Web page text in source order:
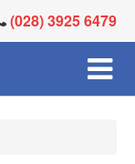
(028) 3925 6479